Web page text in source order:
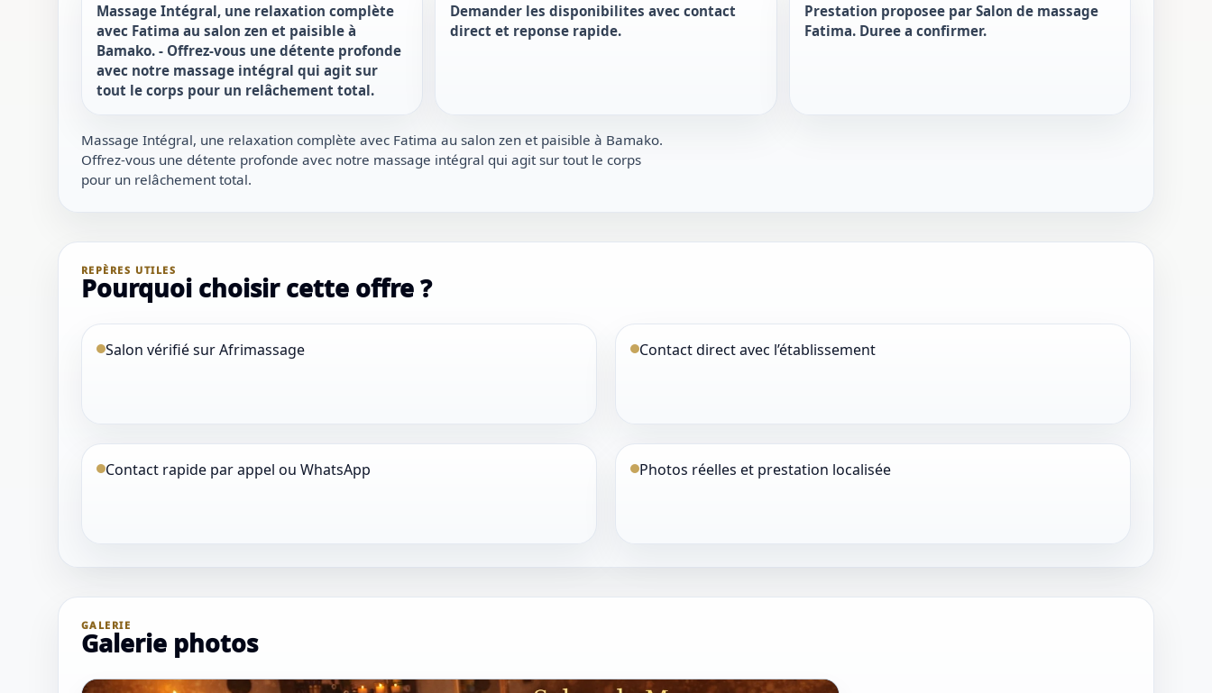
Massage Intégral, une relaxation complète
avec Fatima au salon zen et paisible à
Bamako. - Offrez-vous une détente profonde
avec notre massage intégral qui agit sur
tout le corps pour un relâchement total.
Demander les disponibilites avec contact
direct et reponse rapide.
Prestation proposee par Salon de massage
Fatima. Duree a confirmer.
Massage Intégral, une relaxation complète avec Fatima au salon zen et paisible à Bamako.
Offrez-vous une détente profonde avec notre massage intégral qui agit sur tout le corps
pour un relâchement total.
REPÈRES UTILES
Pourquoi choisir cette offre ?
Salon vérifié sur Afrimassage Contact direct avec l’établissement
Contact rapide par appel ou WhatsApp Photos réelles et prestation localisée
GALERIE
Galerie photos
✕